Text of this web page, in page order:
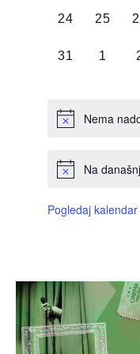
0
24
0
25
0
0
31
0
1
Nema
Na
Pogledaj kalendar